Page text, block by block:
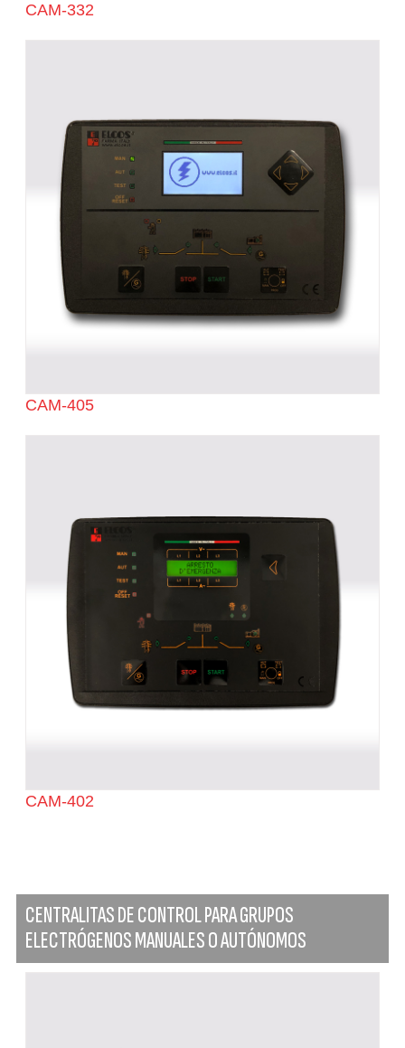
CAM-332
CAM-405
CAM-402
CENTRALITAS DE CONTROL PARA GRUPOS
ELECTRÓGENOS MANUALES O AUTÓNOMOS